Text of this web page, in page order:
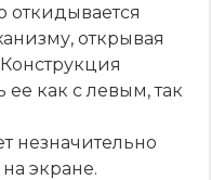
откидывается
открывая
ее как с левым, так
незначительно
экране.